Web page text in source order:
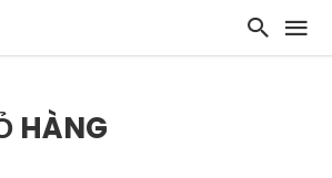
HÀNG